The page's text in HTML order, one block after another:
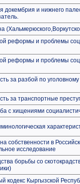
докембрия и нижнего
реформы и проблемы
реформы и проблемы
за разбой по
за транспортные
с хищениями
собственности в
исследование
борьбы со
кодекс Кыргызской